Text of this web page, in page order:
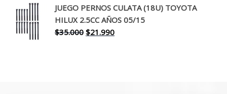
original
era:
$30.000.
actual
es:
$17.990.
JUEGO PERNOS CULATA (18U) TOYOTA
HILUX 2.5CC AÑOS 05/15
$35.000 El
$21.990El